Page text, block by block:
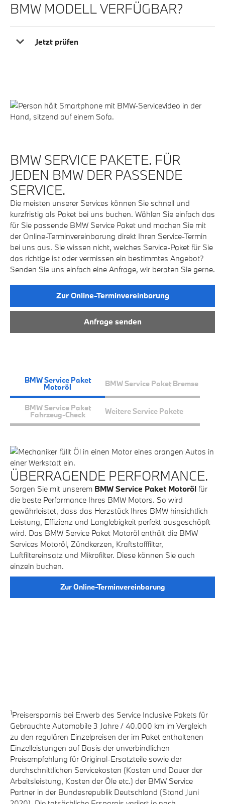
BMW MODELL VERFÜGBAR?
Jetzt prüfen
BMW SERVICE PAKETE. FÜR
JEDEN BMW DER PASSENDE
SERVICE.
Die meisten unserer Services können Sie schnell und
kurzfristig als Paket bei uns buchen. Wählen Sie einfach das
für Sie passende BMW Service Paket und machen Sie mit
der Online-Terminvereinbarung direkt Ihren Service-Termin
bei uns aus. Sie wissen nicht, welches Service-Paket für Sie
das richtige ist oder vermissen ein bestimmtes Angebot?
Senden Sie uns einfach eine Anfrage, wir beraten Sie gerne.
Zur Online-Terminvereinbarung
Anfrage senden
BMW Service Paket
Motoröl BMW Service Paket Bremse
BMW Service Paket
Fahrzeug-Check Weitere Service Pakete
ÜBERRAGENDE PERFORMANCE.
Sorgen Sie mit unserem BMW Service Paket Motoröl für
die beste Performance Ihres BMW Motors. So wird
gewährleistet, dass das Herzstück Ihres BMW hinsichtlich
Leistung, Effizienz und Langlebigkeit perfekt ausgeschöpft
wird. Das BMW Service Paket Motoröl enthält die BMW
Services Motoröl, Zündkerzen, Kraftstofffilter,
Luftfiltereinsatz und Mikrofilter. Diese können Sie auch
einzeln buchen.
Zur Online-Terminvereinbarung
1Preisersparnis bei Erwerb des Service Inclusive Pakets für
Gebrauchte Automobile 3 Jahre / 40.000 km im Vergleich
zu den regulären Einzelpreisen der im Paket enthaltenen
Einzelleistungen auf Basis der unverbindlichen
Preisempfehlung für Original-Ersatzteile sowie der
durchschnittlichen Servicekosten (Kosten und Dauer der
Arbeitsleistung, Kosten der Öle etc.) der BMW Service
Partner in der Bundesrepublik Deutschland (Stand Juni